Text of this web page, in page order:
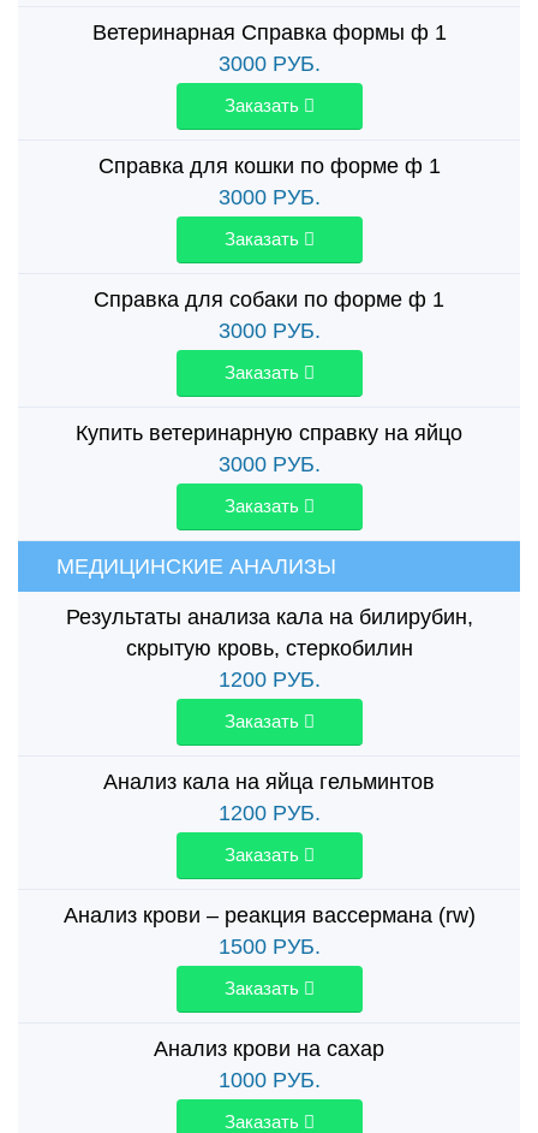
Ветеринарная Справка формы ф 1
3000РУБ.
Заказать
Справка для кошки по форме ф 1
3000РУБ.
Заказать
Справка для собаки по форме ф 1
3000РУБ.
Заказать
Купить ветеринарную справку на яйцо
3000РУБ.
Заказать
МЕДИЦИНСКИЕ АНАЛИЗЫ
Результаты анализа кала на билирубин,
скрытую кровь, стеркобилин
1200РУБ.
Заказать
Анализ кала на яйца гельминтов
1200РУБ.
Заказать
Анализ крови – реакция вассермана (rw)
1500РУБ.
Заказать
Анализ крови на сахар
1000РУБ.
Заказать